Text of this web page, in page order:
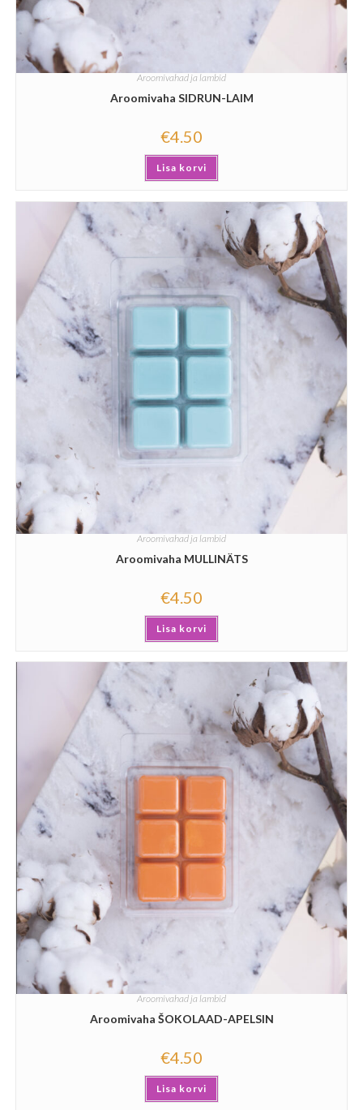
Aroomivahad ja lambid
Aroomivaha SIDRUN-LAIM
€4.50
Lisa korvi
Aroomivahad ja lambid
Aroomivaha MULLINÄTS
€4.50
Lisa korvi
Aroomivahad ja lambid
Aroomivaha ŠOKOLAAD-APELSIN
€4.50
Lisa korvi